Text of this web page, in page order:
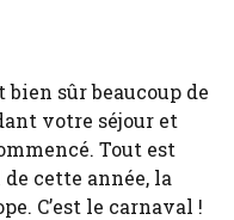
bien sûr beaucoup de
votre séjour et
Tout est
cette année, la
C’est le carnaval !